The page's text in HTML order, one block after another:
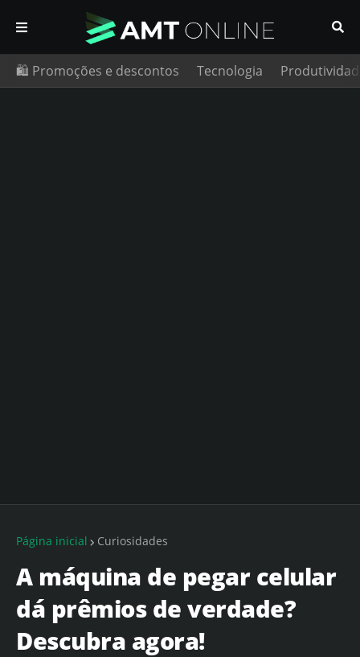
🛍️ Promoções e descontos Tecnologia
Página inicial Curiosidades
A máquina de pegar celular
dá prêmios de verdade?
Descubra agora!